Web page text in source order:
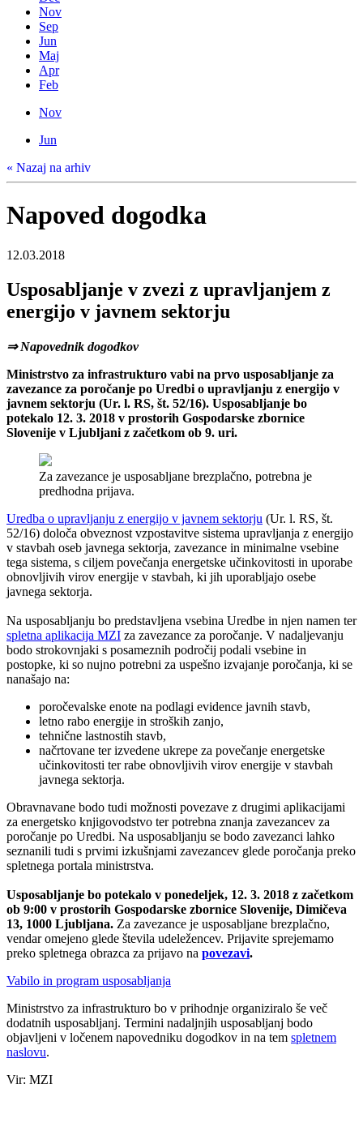
Nov
Sep
Jun
Maj
Apr
Feb
Nov
Jun
« Nazaj na arhiv
Napoved dogodka
12.03.2018
Usposabljanje v zvezi z upravljanjem z
energijo v javnem sektorju
⇒ Napovednik dogodkov
Ministrstvo za infrastrukturo vabi na prvo usposabljanje za
zavezance za poročanje po Uredbi o upravljanju z energijo v
javnem sektorju (Ur. l. RS, št. 52/16). Usposabljanje bo
potekalo 12. 3. 2018 v prostorih Gospodarske zbornice
Slovenije v Ljubljani z začetkom ob 9. uri.
Za zavezance je usposabljane brezplačno, potrebna je
predhodna prijava.
Uredba o upravljanju z energijo v javnem sektorju (Ur. l. RS, št.
52/16) določa obveznost vzpostavitve sistema upravljanja z energijo
v stavbah oseb javnega sektorja, zavezance in minimalne vsebine
tega sistema, s ciljem povečanja energetske učinkovitosti in uporabe
obnovljivih virov energije v stavbah, ki jih uporabljajo osebe
javnega sektorja.
Na usposabljanju bo predstavljena vsebina Uredbe in njen namen ter
spletna aplikacija MZI za zavezance za poročanje. V nadaljevanju
bodo strokovnjaki s posameznih področij podali vsebine in
postopke, ki so nujno potrebni za uspešno izvajanje poročanja, ki se
nanašajo na:
poročevalske enote na podlagi evidence javnih stavb,
letno rabo energije in stroških zanjo,
tehnične lastnostih stavb,
načrtovane ter izvedene ukrepe za povečanje energetske
učinkovitosti ter rabe obnovljivih virov energije v stavbah
javnega sektorja.
Obravnavane bodo tudi možnosti povezave z drugimi aplikacijami
za energetsko knjigovodstvo ter potrebna znanja zavezancev za
poročanje po Uredbi. Na usposabljanju se bodo zavezanci lahko
seznanili tudi s prvimi izkušnjami zavezancev glede poročanja preko
spletnega portala ministrstva.
Usposabljanje bo potekalo v ponedeljek, 12. 3. 2018 z začetkom
ob 9:00 v prostorih Gospodarske zbornice Slovenije, Dimičeva
13, 1000 Ljubljana. Za zavezance je usposabljane brezplačno,
vendar omejeno glede števila udeležencev. Prijavite sprejemamo
preko spletnega obrazca za prijavo na povezavi.
Vabilo in program usposabljanja
Ministrstvo za infrastrukturo bo v prihodnje organiziralo še več
dodatnih usposabljanj. Termini nadaljnjih usposabljanj bodo
objavljeni v ločenem napovedniku dogodkov in na tem spletnem
naslovu.
Vir: MZI